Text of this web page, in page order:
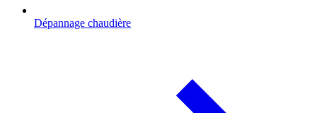
Dépannage chaudière